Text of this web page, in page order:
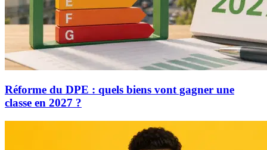
Réforme du DPE : quels biens vont gagner une
classe en 2027 ?